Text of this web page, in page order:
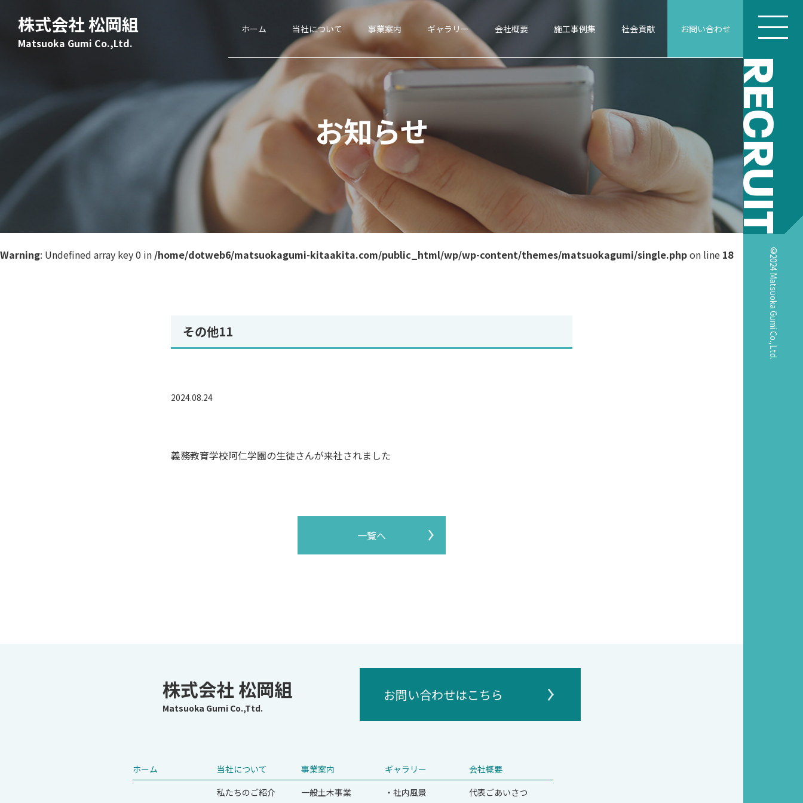
株式会社 松岡組
Matsuoka Gumi Co.,Ltd.
ホーム 当社について 事業案内 ギャラリー 会社概要 施工事例集 社会貢献 お問い合わせ
RECRUIT
©2024 Matsuoka Gumi Co.,Ltd.
お知らせ
Warning: Undefined array key 0 in /home/dotweb6/matsuokagumi-kitaakita.com/public_html/wp/wp-content/themes/matsuokagumi/single.phpon line 18
その他11
2024.08.24
義務教育学校阿仁学園の生徒さんが来社されました
一覧へ
株式会社 松岡組
Matsuoka Gumi Co.,Ttd.
お問い合わせはこちら
ホーム
当社について
私たちのご紹介
事業案内
一般土木事業
ギャラリー
・社内風景
会社概要
代表ごあいさつ